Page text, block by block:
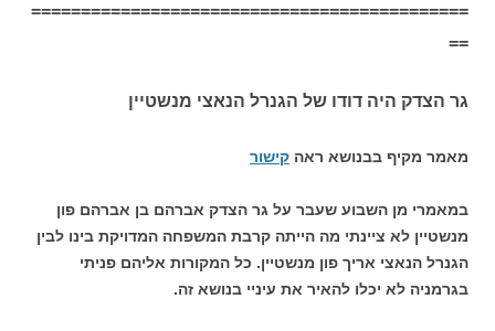
============================================
==
גר הצדק היה דודו של הגנרל הנאצי מנשטיין
מאמר מקיף בבנושא ראה קישור
במאמרי מן השבוע שעבר על גר הצדק אברהם בן אברהם פון
מנשטיין לא ציינתי מה הייתה קרבת המשפחה המדויקת בינו לבין
הגנרל הנאצי אריך פון מנשטיין. כל המקורות אליהם פניתי
בגרמניה לא יכלו להאיר את עיניי בנושא זה.